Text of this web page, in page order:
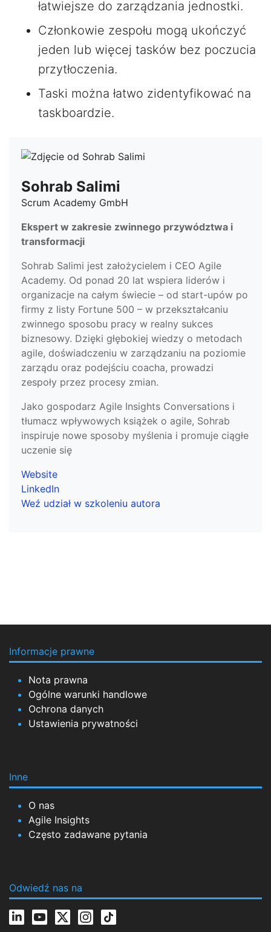
łatwiejsze do zarządzania jednostki.
Członkowie zespołu mogą ukończyć
jeden lub więcej tasków bez poczucia
przytłoczenia.
Taski można łatwo zidentyfikować na
taskboardzie.
Sohrab Salimi
Scrum Academy GmbH
Ekspert w zakresie zwinnego przywództwa i
transformacji
Sohrab Salimi jest założycielem i CEO Agile
Academy. Od ponad 20 lat wspiera liderów i
organizacje na całym świecie – od start-upów po
firmy z listy Fortune 500 – w przekształcaniu
zwinnego sposobu pracy w realny sukces
biznesowy. Dzięki głębokiej wiedzy o metodach
agile, doświadczeniu w zarządzaniu na poziomie
zarządu oraz podejściu coacha, prowadzi
zespoły przez procesy zmian.
Jako gospodarz Agile Insights Conversations i
tłumacz wpływowych książek o agile, Sohrab
inspiruje nowe sposoby myślenia i promuje ciągłe
uczenie się
Website
LinkedIn
Weź udział w szkoleniu autora
Informacje prawne
Nota prawna
Ogólne warunki handlowe
Ochrona danych
Ustawienia prywatności
Inne
O nas
Agile Insights
Często zadawane pytania
Odwiedź nas na